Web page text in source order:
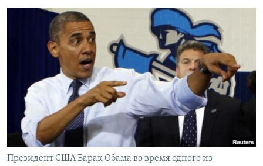
Вернутся
КАВКАЗ.РЕАЛИИ
СЕВЕР.РЕАЛИИ
СИБИРЬ.РЕАЛИИ
РАСПИСАНИЕ ВЕЩАНИЯ
ПОДПИШИТЕСЬ НА РАССЫЛКУ
СОЦИАЛЬНЫЕ СЕТИ
Президент США Барак Обама во время одного из